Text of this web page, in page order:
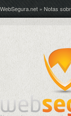
WebSegura.net » Notas